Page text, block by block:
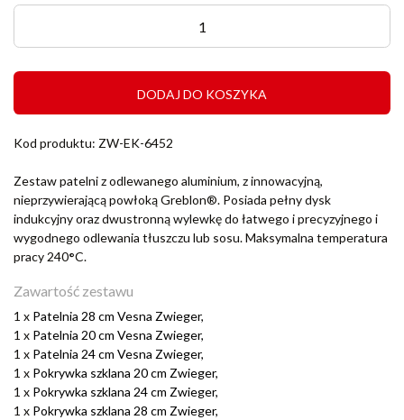
DODAJ DO KOSZYKA
Kod produktu: ZW-EK-6452
Zestaw patelni z odlewanego aluminium, z innowacyjną,
nieprzywierającą powłoką Greblon®. Posiada pełny dysk
indukcyjny oraz dwustronną wylewkę do łatwego i precyzyjnego i
wygodnego odlewania tłuszczu lub sosu. Maksymalna temperatura
pracy 240°C.
Zawartość zestawu
1 x Patelnia 28 cm Vesna Zwieger,
1 x Patelnia 20 cm Vesna Zwieger,
1 x Patelnia 24 cm Vesna Zwieger,
1 x Pokrywka szklana 20 cm Zwieger,
1 x Pokrywka szklana 24 cm Zwieger,
1 x Pokrywka szklana 28 cm Zwieger,